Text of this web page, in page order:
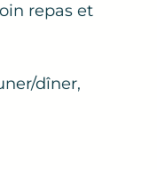
repas et
dîner,